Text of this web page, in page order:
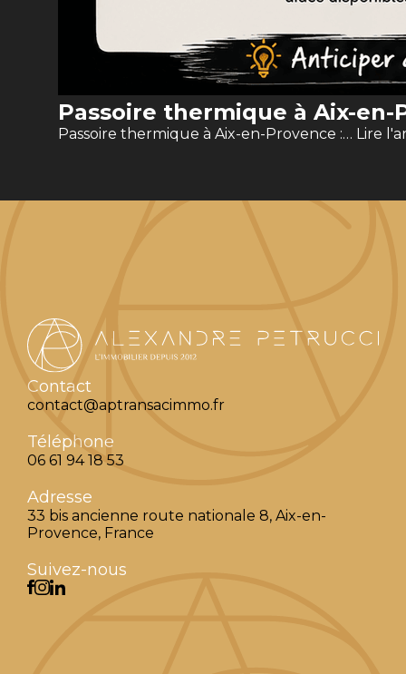
Passoire thermique à Aix-
Passoire thermique à Aix-en-Provence :… Lire
Contact
contact@aptransacimmo.fr
Téléphone
06 61 94 18 53
Adresse
33 bis ancienne route nationale 8, Aix-en-
Provence, France
Suivez-nous